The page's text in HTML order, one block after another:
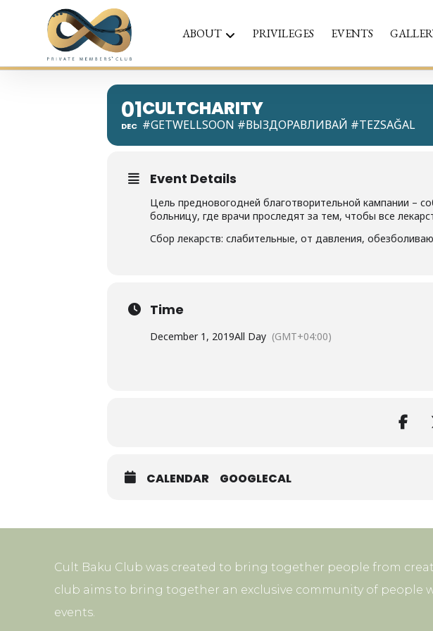
ABOUT PRIVILEGES EVENTS
01
DEC
CULTCHARITY
#GETWELLSOON #ВЫЗДОРАВЛИВАЙ #TEZSAĞAL
Event Details
Цель предновогодней благотворительной кампании –
больницу, где врачи проследят за тем, чтобы все
Сбор лекарств: слабительные, от давления,
Time
December 1, 2019All Day (GMT+04:00)
CALENDAR GOOGLECAL
Cult Baku Club was created to bring together people from
club aims to bring together an exclusive community of
events.